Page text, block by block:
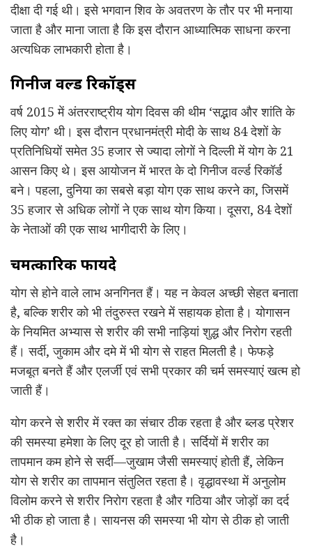
दीक्षा दी गई थी। इसे भगवान शिव के अवतरण के तौर पर भी मनाया
जाता है और माना जाता है कि इस दौरान आध्यात्मिक साधना करना
अत्यधिक लाभकारी होता है।
गिनीज वर्ल्ड रिकॉर्ड्स
वर्ष 2015 में अंतरराष्ट्रीय योग दिवस की थीम ‘सद्भाव और शांति के
लिए योग’ थी। इस दौरान प्रधानमंत्री मोदी के साथ 84 देशों के
प्रतिनिधियों समेत 35 हजार से ज्यादा लोगों ने दिल्ली में योग के 21
आसन किए थे। इस आयोजन में भारत के दो गिनीज वर्ल्ड रिकॉर्ड
बने। पहला, दुनिया का सबसे बड़ा योग एक साथ करने का, जिसमें
35 हजार से अधिक लोगों ने एक साथ योग किया। दूसरा, 84 देशों
के नेताओं की एक साथ भागीदारी के लिए।
चमत्कारिक फायदे
योग से होने वाले लाभ अनगिनत हैं। यह न केवल अच्छी सेहत बनाता
है, बल्कि शरीर को भी तंदुरुस्त रखने में सहायक होता है। योगासन
के नियमित अभ्यास से शरीर की सभी नाड़ियां शुद्ध और निरोग रहती
हैं। सर्दी, जुकाम और दमे में भी योग से राहत मिलती है। फेफड़े
मजबूत बनते हैं और एलर्जी एवं सभी प्रकार की चर्म समस्याएं खत्म हो
जाती हैं।
योग करने से शरीर में रक्त का संचार ठीक रहता है और ब्लड प्रेशर
की समस्या हमेशा के लिए दूर हो जाती है। सर्दियों में शरीर का
तापमान कम होने से सर्दी—जुखाम जैसी समस्याएं होती हैं, लेकिन
योग से शरीर का तापमान संतुलित रहता है। वृद्धावस्था में अनुलोम
विलोम करने से शरीर निरोग रहता है और गठिया और जोड़ों का दर्द
भी ठीक हो जाता है। सायनस की समस्या भी योग से ठीक हो जाती
है।